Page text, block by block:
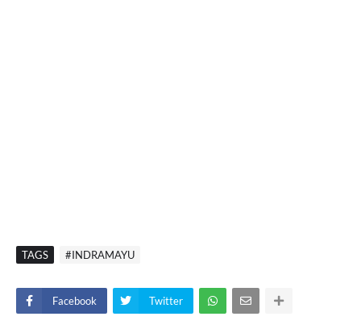
TAGS #INDRAMAYU
Facebook Twitter